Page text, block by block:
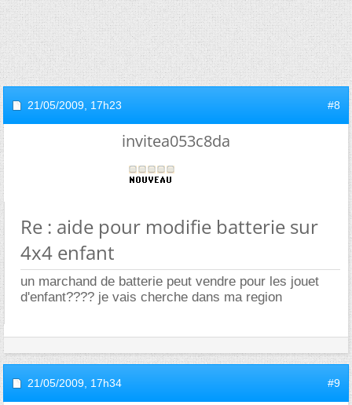
21/05/2009, 17h23 #8
invitea053c8da
Re : aide pour modifie batterie sur
4x4 enfant
un marchand de batterie peut vendre pour les jouet
d'enfant???? je vais cherche dans ma region
21/05/2009, 17h34 #9